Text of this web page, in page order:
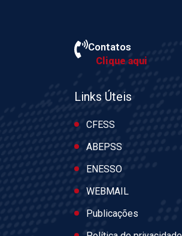
Contatos
Clique aqui
Links Úteis
CFESS
ABEPSS
ENESSO
WEBMAIL
Publicações